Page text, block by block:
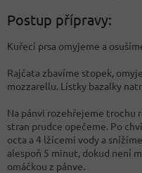
Postup přípravy:
Kuřecí prsa omyjeme a
Rajčata zbavíme stopek,
mozzarellu. Lístky bazalky
Na pánvi rozehřejeme trochu
stran prudce opečeme. Po
octa a 4 lžícemi vody a
alespoň 5 minut, dokud není
omáčkou z pánve.